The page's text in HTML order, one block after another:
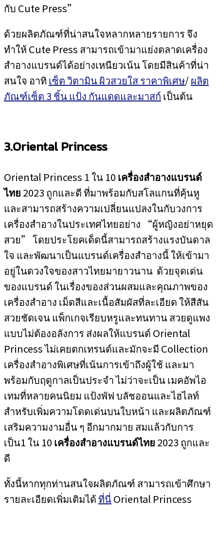
กับ Cute Press”
ด้วยผลิตภัณฑ์ที่น่าสนใจหลากหลายรายการ จึง
ทำให้ Cute Press สามารถเข้ามาแย่งตลาดเครื่อง
สำอางแบรนด์ได้อย่างเหนียวเน้น โดยมีสินค้าที่น่า
สนใจ อาทิ เซ็ต วิตามิน ผิวสวยใส ราคาพิเศษ/ผลิต
ภัณฑ์เซ็ต 3 ชิ้น แป้ง กันแดดและมาสก์ เป็นต้น
3.Oriental Princess
Oriental Princess 1 ใน 10 เครื่องสำอางแบรนด์
ไทย 2023 ถูกและดี ที่มาพร้อมกับสโลแกนที่คุ้นหู
และสามารถสร้างความเปลี่ยนแปลงในกับวงการ
เครื่องสำอางในประเทศไทยอย่าง “ผู้หญิงอย่าหยุด
สวย” โดยประโยคเด็ดนี้สามารถสร้างแรงบันดาล
ใจ และพัฒนาเป็นแบรนด์เครื่องสำอางนี้ ให้เข้ามา
อยู่ในดวงใจของสาวไทยมายาวนาน ด้วยจุดเด่น
ของแบรนด์ ในเรื่องของส่วนผสมและคุณภาพของ
เครื่องสำอาง เม็ดสีและเนื้อสัมผัสที่ละเอียด ให้สีสัน
สวยชัดเจน แพ็กเกจเรียบหรูและทนทาน สวยดูแพง
แบบไม่ต้องอลังการ ส่งผลให้แบรนด์ Oriental
Princess ไม่เคยตกเทรนด์และมักจะมี Collection
เครื่องสำอางพิเศษที่เน้นการเข้าถึงผู้ใช้ และมา
พร้อมกับฤดูกาลเป็นประจำ ไม่ว่าจะเป็น เมคอัพไอ
เทมที่หลายคนนิยม แป้งพัฟ บลัชออนและไฮไลท์
สำหรับเพิ่มความโดดเด่นบนใบหน้า และผลิตภัณฑ์
เสริมความงามอื่น ๆ อีกมากมาย สมแล้วกับการ
เป็น1 ใน 10 เครื่องสำอางแบรนด์ไทย 2023 ถูกและ
ดี
ทั้งนี้หากทุกท่านสนใจผลิตภัณฑ์ สามารถเข้าศึกษา
รายละเอียดเพิ่มเติมได้ที่นี่Oriental Princess